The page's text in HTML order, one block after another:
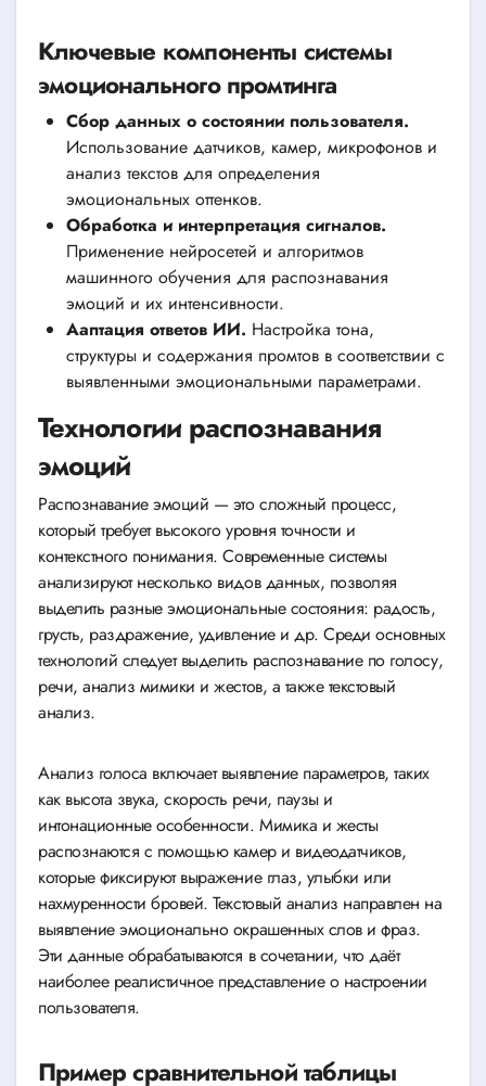
Ключевые компоненты системы
эмоционального промтинга
Сбор данных о состоянии пользователя.
Использование датчиков, камер, микрофонов и
анализ текстов для определения
эмоциональных оттенков.
Обработка и интерпретация сигналов.
Применение нейросетей и алгоритмов
машинного обучения для распознавания
эмоций и их интенсивности.
Ааптация ответов ИИ. Настройка тона,
структуры и содержания промтов в соответствии с
выявленными эмоциональными параметрами.
Технологии распознавания
эмоций
Распознавание эмоций — это сложный процесс,
который требует высокого уровня точности и
контекстного понимания. Современные системы
анализируют несколько видов данных, позволяя
выделить разные эмоциональные состояния: радость,
грусть, раздражение, удивление и др. Среди основных
технологий следует выделить распознавание по голосу,
речи, анализ мимики и жестов, а также текстовый
анализ.
Анализ голоса включает выявление параметров, таких
как высота звука, скорость речи, паузы и
интонационные особенности. Мимика и жесты
распознаются с помощью камер и видеодатчиков,
которые фиксируют выражение глаз, улыбки или
нахмуренности бровей. Текстовый анализ направлен на
выявление эмоционально окрашенных слов и фраз.
Эти данные обрабатываются в сочетании, что даёт
наиболее реалистичное представление о настроении
пользователя.
Пример сравнительной таблицы